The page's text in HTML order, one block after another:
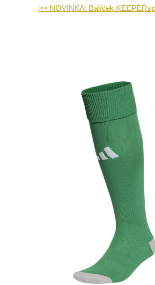
>> NOVINKA: Balíček